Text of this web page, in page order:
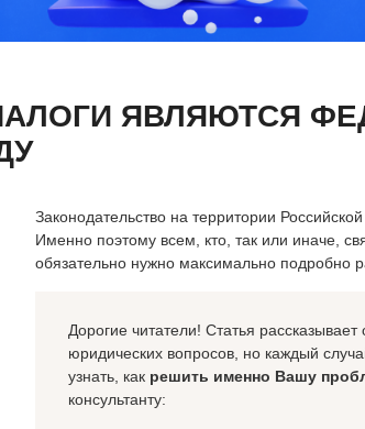
ЯВЛЯЮТСЯ
Законодательство на территории
Именно поэтому всем, кто, так или иначе,
обязательно нужно максимально подробно
Дорогие читатели! Статья
юридических вопросов, но каждый
узнать, как решить именно Вашу
консультанту: